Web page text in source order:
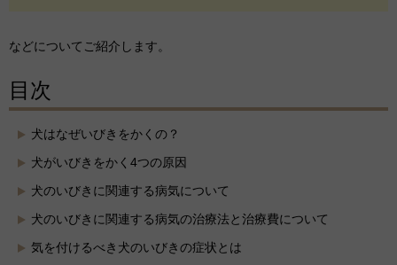
などについてご紹介します。
目次
犬はなぜいびきをかくの？
犬がいびきをかく4つの原因
犬のいびきに関連する病気について
犬のいびきに関連する病気の治療法と治療費について
気を付けるべき犬のいびきの症状とは